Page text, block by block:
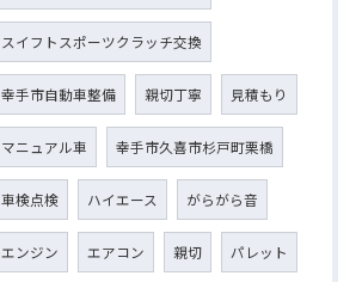
スイフトスポーツクラッチ交換
幸手市自動車整備 親切丁寧 見積もり
マニュアル車 幸手市久喜市杉戸町栗橋
車検点検 ハイエース がらがら音
エンジン エアコン 親切 パレット